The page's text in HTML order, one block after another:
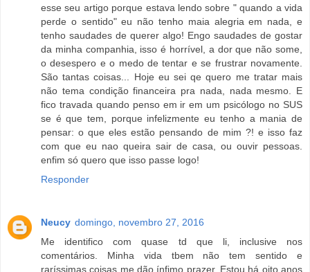
esse seu artigo porque estava lendo sobre " quando a vida
perde o sentido" eu não tenho maia alegria em nada, e
tenho saudades de querer algo! Engo saudades de gostar
da minha companhia, isso é horrível, a dor que não some,
o desespero e o medo de tentar e se frustrar novamente.
São tantas coisas... Hoje eu sei qe quero me tratar mais
não tema condição financeira pra nada, nada mesmo. E
fico travada quando penso em ir em um psicólogo no SUS
se é que tem, porque infelizmente eu tenho a mania de
pensar: o que eles estão pensando de mim ?! e isso faz
com que eu nao queira sair de casa, ou ouvir pessoas.
enfim só quero que isso passe logo!
Responder
Neucy domingo, novembro 27, 2016
Me identifico com quase td que li, inclusive nos
comentários. Minha vida tbem não tem sentido e
raríssimas coisas me dão ínfimo prazer. Estou há oito anos